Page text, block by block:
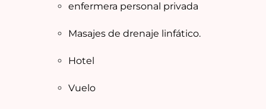
enfermera personal privada
Masajes de drenaje linfático.
Hotel
Vuelo